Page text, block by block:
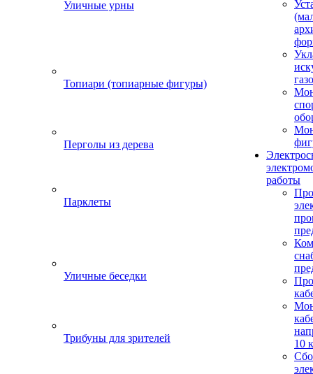
Уличные урны
Топиари (топиарные фигуры)
Перголы из дерева
Парклеты
Уличные беседки
Трибуны для зрителей
работы
10